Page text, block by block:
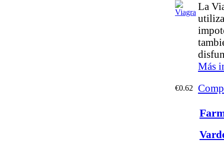
La
Más
€0.62